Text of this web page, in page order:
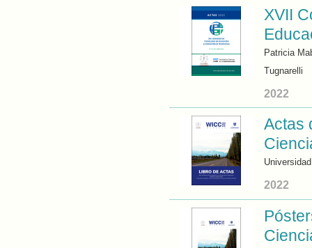
XVII
Patricia
Tugnarelli
2022
Actas
2022